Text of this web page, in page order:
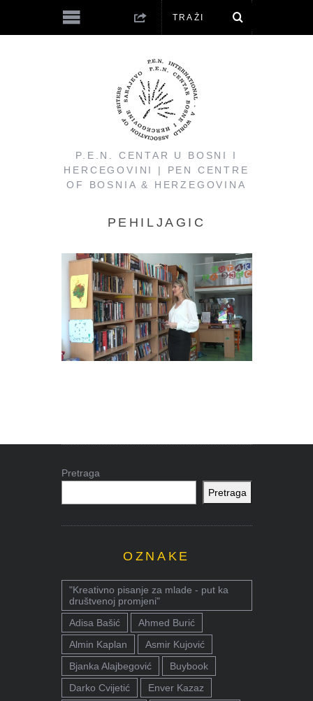
P.E.N. CENTAR U BOSNI I
HERCEGOVINI | PEN CENTRE
OF BOSNIA & HERZEGOVINA
PEHILJAGIC
Pretraga
Pretraga
OZNAKE
"Kreativno pisanje za mlade - put ka
društvenoj promjeni"
Adisa Bašić
Ahmed Burić
Almin Kaplan
Asmir Kujović
Bjanka Alajbegović
Buybook
Darko Cvijetić
Enver Kazaz